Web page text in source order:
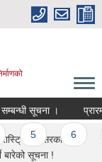
सूचना ।
गैरसरकारी संघ
बारेको सूचना !